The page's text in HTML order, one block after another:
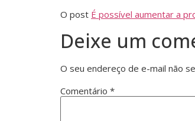
O post É possível aumentar a
Deixe um
O seu endereço de e-mail não
Comentário *